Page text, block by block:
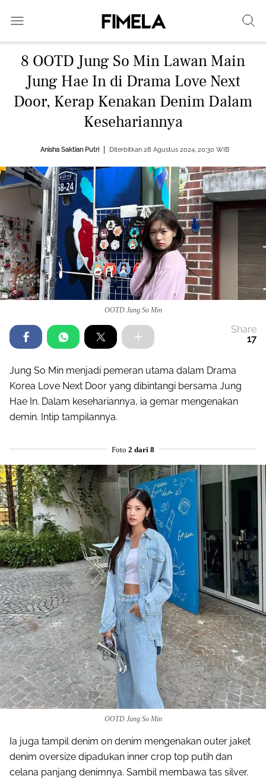
8 OOTD Jung So Min Lawan Main
Jung Hae In di Drama Love Next
Door, Kerap Kenakan Denim Dalam
Kesehariannya
Anisha Saktian Putri Diterbitkan 28 Agustus 2024, 20:30 WIB
OOTD Jung So Min
Share
17
Jung So Min menjadi pemeran utama dalam Drama
Korea Love Next Door yang dibintangi bersama Jung
Hae In. Dalam kesehariannya, ia gemar mengenakan
demin. Intip tampilannya.
Foto 2 dari 8
OOTD Jung So Min
Ia juga tampil denim on denim mengenakan outer jaket
denim oversize dipadukan inner crop top putih dan
celana panjang denimnya. Sambil membawa tas silver.